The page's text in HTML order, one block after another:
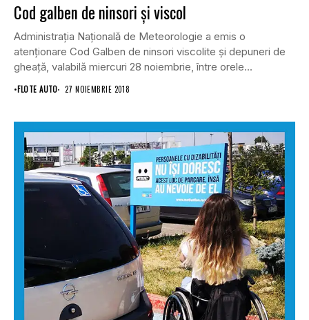
Cod galben de ninsori şi viscol
Administraţia Naţională de Meteorologie a emis o
atenţionare Cod Galben de ninsori viscolite şi depuneri de
gheaţă, valabilă miercuri 28 noiembrie, între orele...
•FLOTE AUTO 27 NOIEMBRIE 2018